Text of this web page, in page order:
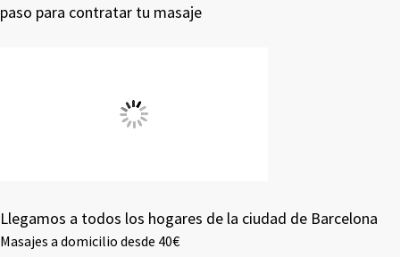
paso para contratar tu masaje
Llegamos a todos los hogares de la ciudad de Barcelona
Masajes a domicilio desde 40€